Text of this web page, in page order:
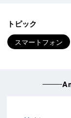
トピック
スマートフォン